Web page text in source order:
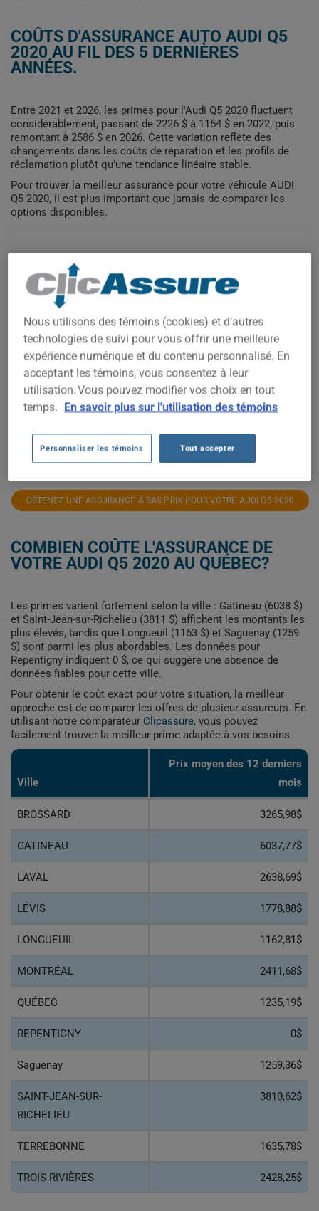
COÛTS D'ASSURANCE AUTO AUDI Q5
2020 AU FIL DES 5 DERNIÈRES
ANNÉES.
Entre 2021 et 2026, les primes pour l'Audi Q5 2020 fluctuent
considérablement, passant de 2226 $ à 1154 $ en 2022, puis
remontant à 2586 $ en 2026. Cette variation reflète des
changements dans les coûts de réparation et les profils de
réclamation plutôt qu'une tendance linéaire stable.
Pour trouver la meilleur assurance pour votre véhicule AUDI
Q5 2020, il est plus important que jamais de comparer les
options disponibles.
2021 2022 2024 2025
1 250$
1 500$
1 750$
2 000$
2 250$
OBTENEZ UNE ASSURANCE À BAS PRIX POUR VOTRE AUDI Q5 2020
COMBIEN COÛTE L'ASSURANCE DE
VOTRE AUDI Q5 2020 AU QUÉBEC?
Les primes varient fortement selon la ville : Gatineau (6038 $)
et Saint-Jean-sur-Richelieu (3811 $) affichent les montants les
plus élevés, tandis que Longueuil (1163 $) et Saguenay (1259
$) sont parmi les plus abordables. Les données pour
Repentigny indiquent 0 $, ce qui suggère une absence de
données fiables pour cette ville.
Pour obtenir le coût exact pour votre situation, la meilleur
approche est de comparer les offres de plusieur assureurs. En
utilisant notre comparateur Clicassure, vous pouvez
facilement trouver la meilleur prime adaptée à vos besoins.
Ville
Prix ​​moyen des 12 derniers
mois
BROSSARD 3265,98$
GATINEAU 6037,77$
LAVAL 2638,69$
LÉVIS 1778,88$
LONGUEUIL 1162,81$
MONTRÉAL 2411,68$
QUÉBEC 1235,19$
REPENTIGNY 0$
Saguenay 1259,36$
SAINT-JEAN-SUR-
RICHELIEU
3810,62$
TERREBONNE 1635,78$
TROIS-RIVIÈRES 2428,25$
Nous utilisons des témoins (cookies) et d’autres
technologies de suivi pour vous offrir une meilleure
expérience numérique et du contenu personnalisé. En
acceptant les témoins, vous consentez à leur
utilisation. Vous pouvez modifier vos choix en tout
temps. En savoir plus sur l'utilisation des témoins
Personnaliser les témoins Tout accepter